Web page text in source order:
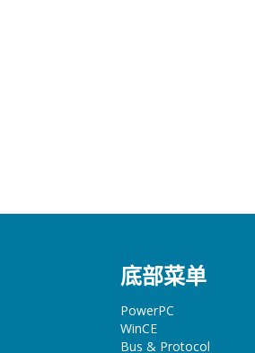
底部菜单
PowerPC
WinCE
Bus & Protocol